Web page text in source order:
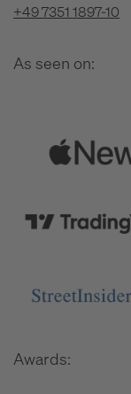
+49 7351 1897-10
As seen on:
Awards: